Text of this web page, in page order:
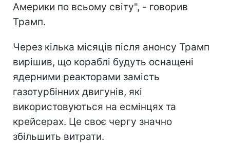
Америки по всьому світу", - говорив
Трамп.
Через кілька місяців після анонсу Трамп
вирішив, що кораблі будуть оснащені
ядерними реакторами замість
газотурбінних двигунів, які
використовуються на есмінцях та
крейсерах. Це своє чергу значно
збільшить витрати.